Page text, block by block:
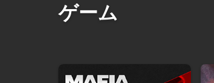
ゲーム